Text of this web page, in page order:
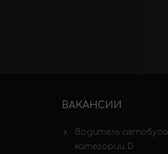
ВАКАНСИИ
Водитель автобуса
категории D